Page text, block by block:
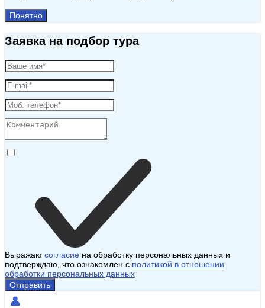
Понятно
Заявка на подбор тура
Выражаю согласие на обработку персональных данных и
подтверждаю, что ознакомлен с политикой в отношении
обработки персональных данных
Отправить